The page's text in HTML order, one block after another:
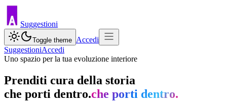
Suggestioni
Toggle theme Accedi
SuggestioniAccedi
Uno spazio per la tua evoluzione interiore
Prenditi cura della storia
che porti dentro.che porti dentro.